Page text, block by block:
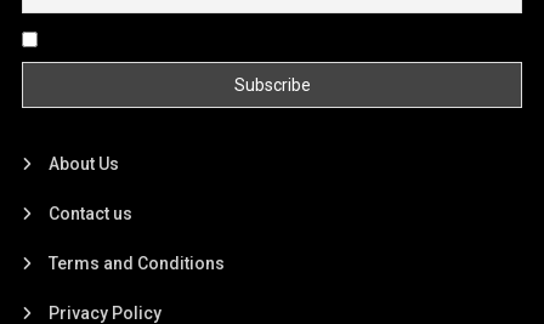
About Us
Contact us
Terms and Conditions
Privacy Policy